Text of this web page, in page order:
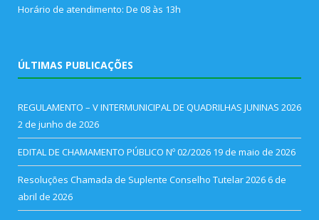
Horário de atendimento: De 08 às 13h
ÚLTIMAS PUBLICAÇÕES
REGULAMENTO – V INTERMUNICIPAL DE QUADRILHAS JUNINAS 2026
2 de junho de 2026
EDITAL DE CHAMAMENTO PÚBLICO Nº 02/2026 19 de maio de 2026
Resoluções Chamada de Suplente Conselho Tutelar 2026 6 de
abril de 2026